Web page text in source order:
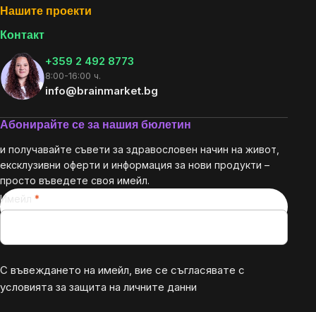
Нашите проекти
Контакт
+359 2 492 8773
8:00-16:00 ч.
info@brainmarket.bg
Абонирайте се за нашия бюлетин
и получавайте съвети за здравословен начин на живот,
ексклузивни оферти и информация за нови продукти –
просто въведете своя имейл.
Имейл
С въвеждането на имейл, вие се съгласявате с
условията за защита на личните данни